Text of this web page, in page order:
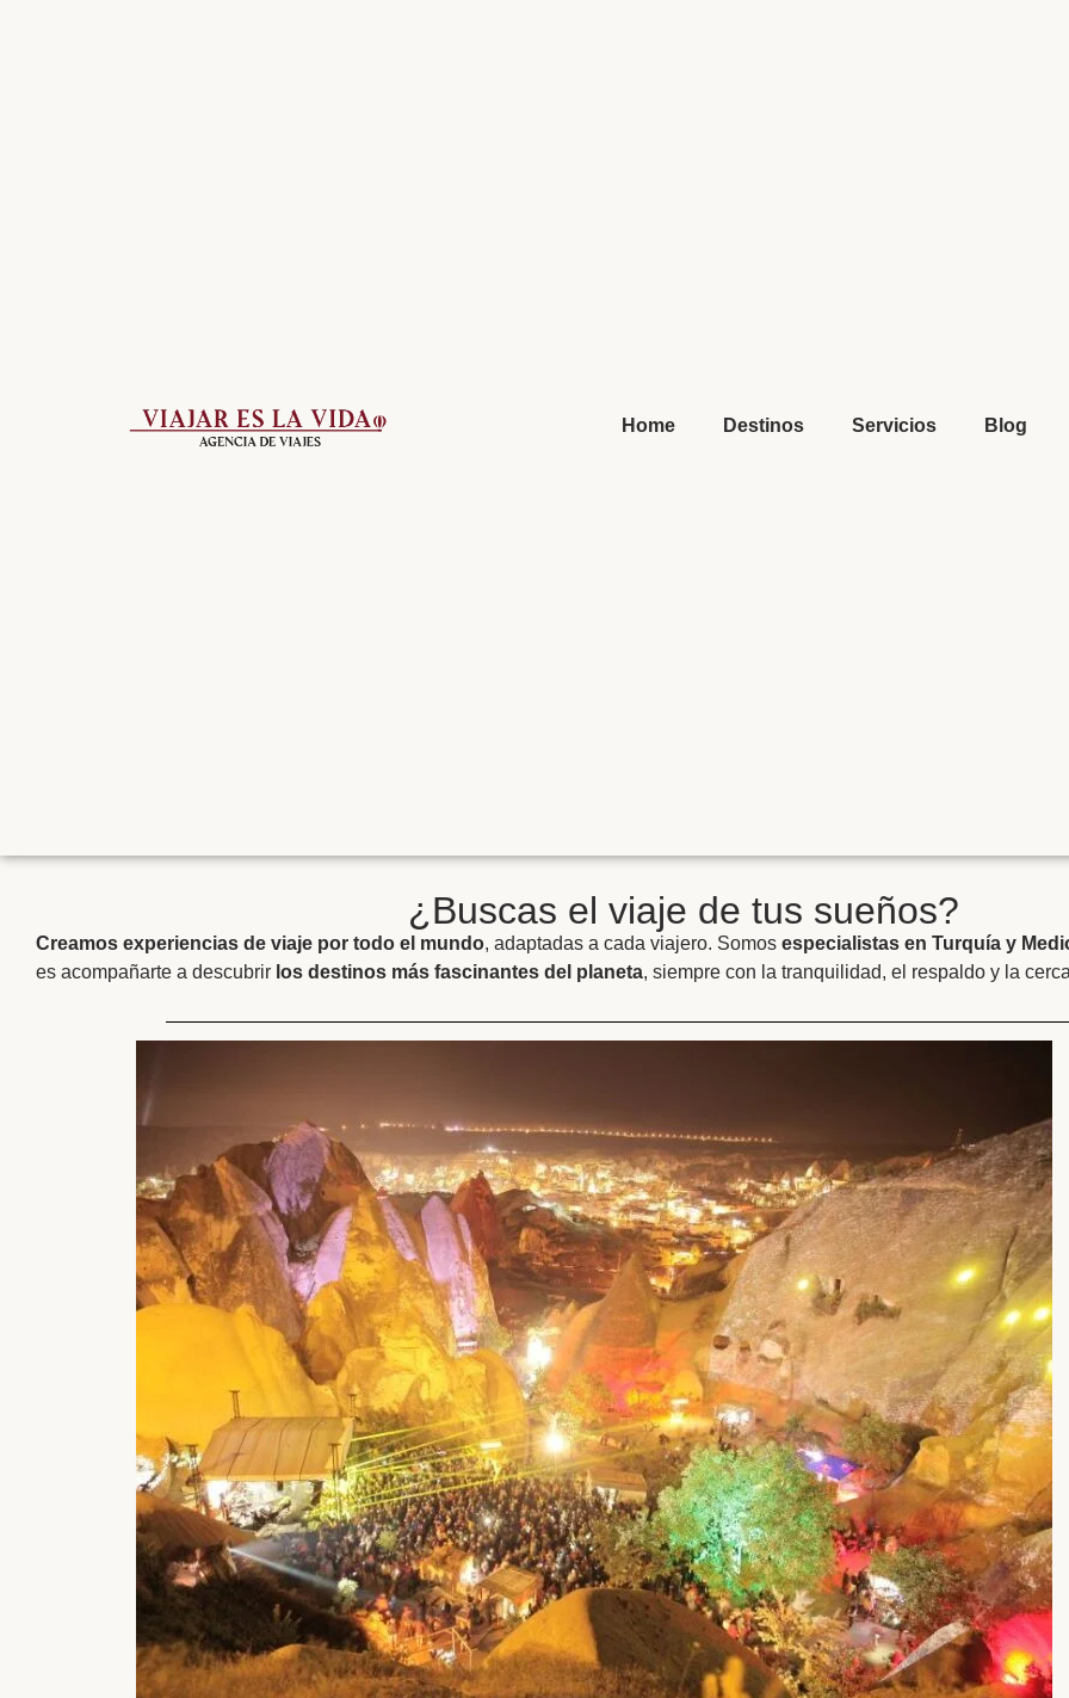
Home Destinos Servicios Blog
¿Buscas el viaje de tus sueños?
Creamos experiencias de viaje por todo el mundo, adaptadas a cada viajero. Somos especialistas en Turquía y
es acompañarte a descubrir los destinos más fascinantes del planeta, siempre con la tranquilidad, el respaldo y la